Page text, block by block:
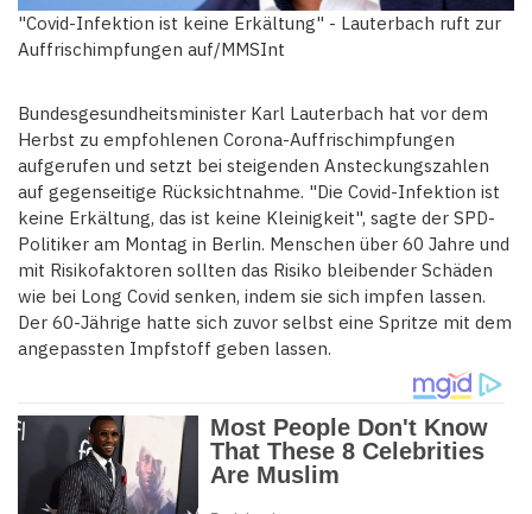
"Covid-Infektion ist keine Erkältung" - Lauterbach ruft zur
Auffrischimpfungen auf/MMSInt
Bundesgesundheitsminister Karl Lauterbach hat vor dem
Herbst zu empfohlenen Corona-Auffrischimpfungen
aufgerufen und setzt bei steigenden Ansteckungszahlen
auf gegenseitige Rücksichtnahme. "Die Covid-Infektion ist
keine Erkältung, das ist keine Kleinigkeit", sagte der SPD-
Politiker am Montag in Berlin. Menschen über 60 Jahre und
mit Risikofaktoren sollten das Risiko bleibender Schäden
wie bei Long Covid senken, indem sie sich impfen lassen.
Der 60-Jährige hatte sich zuvor selbst eine Spritze mit dem
angepassten Impfstoff geben lassen.